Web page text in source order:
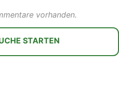
vorhanden.
STARTEN